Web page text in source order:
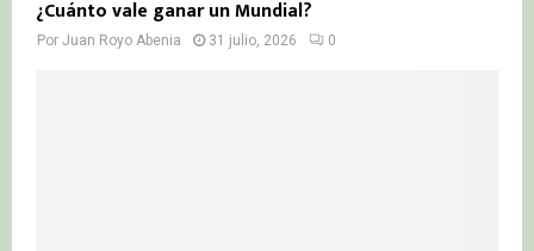
¿Cuánto vale ganar un Mundial?
Por Juan Royo Abenia 31 julio, 2026 0